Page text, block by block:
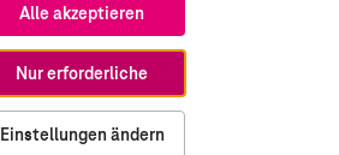
Alle akzeptieren
Nur erforderliche
Einstellungen ändern